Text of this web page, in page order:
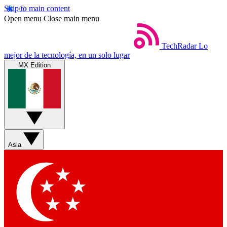
Skip to main content
Open menu Close main menu
TechRadar Lo
mejor de la tecnología, en un solo lugar
MX Edition
Asia